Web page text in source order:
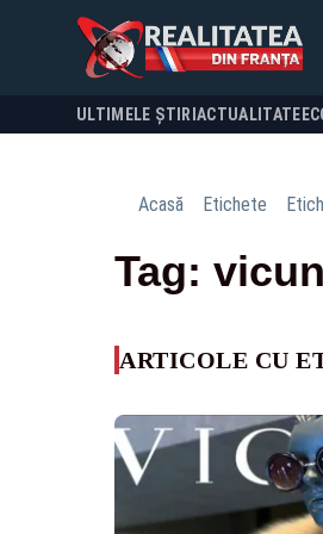
ULTIMELE ȘTIRI ACTUALITATE
Acasă Etichete
Tag:
ARTICOLE CU